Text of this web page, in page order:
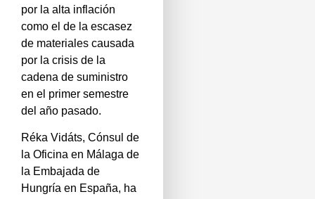
por la alta inflación
como el de la escasez
de materiales causada
por la crisis de la
cadena de suministro
en el primer semestre
del año pasado.
Réka Vidáts, Cónsul de
la Oficina en Málaga de
la Embajada de
Hungría en España, ha